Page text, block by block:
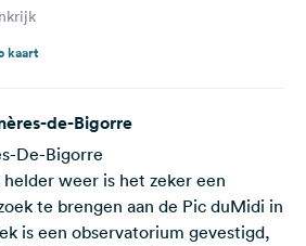
kaart
de-Bigorre
De-Bigorre
weer is het zeker een
te brengen aan de Pic duMidi in
is een observatorium gevestigd,